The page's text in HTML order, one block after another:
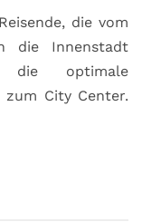
die vom
die Innenstadt
optimale
zum City Center.